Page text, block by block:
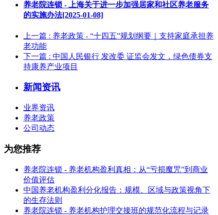
养老院连锁 - 上海关于进一步加强居家和社区养老服务
的实施办法[2025-01-08]
上一篇 : 养老政策 - “十四五”规划纲要｜支持家庭承担养
老功能
下一篇 : 中国人民银行 发改委 证监会发文，绿色债券支
持康养产业项目
新闻资讯
业界资讯
养老政策
公司动态
为您推荐
养老院连锁 - 养老机构盈利真相：从“亏损魔咒”到商业
价值评估
中国养老机构盈利分化报告：规模、区域与政策视角下
的生存法则
养老院连锁 - 养老机构护理交接班的规范化流程与记录